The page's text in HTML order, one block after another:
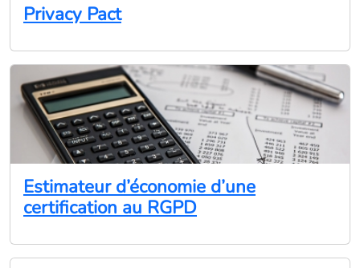
Privacy Pact
Estimateur d’économie d’une
certification au RGPD